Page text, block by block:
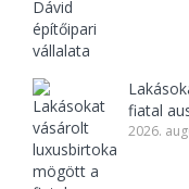
fiatal
2026.